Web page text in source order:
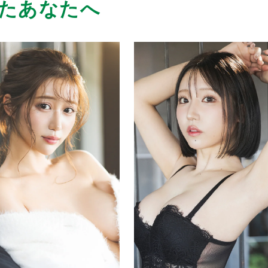
だせない毎日会いたくなる魅力をもってい
忘れる凄さそれが彼女の魅力です！
ル抜群のセクシーでツンデレのツン多
てダントツナンバーワンです！目に力が
まいます笑これからさらに素敵な女性に
あなたへ